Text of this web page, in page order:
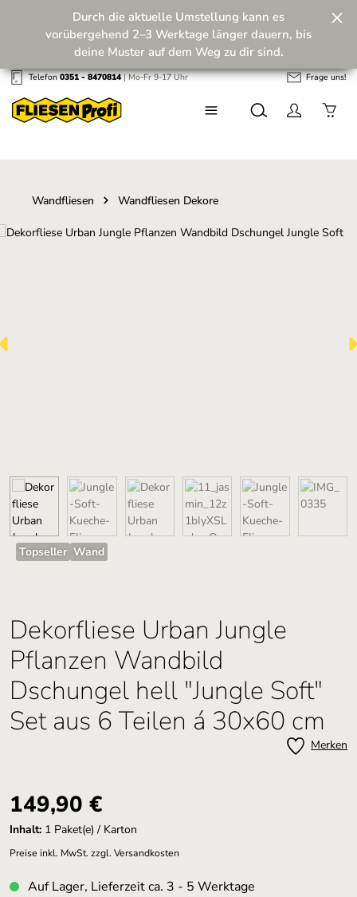
Zum Hauptinhalt springen
Zukunft! 💪
Durch die aktuelle Umstellung kann es
vorübergehend 2–3 Werktage länger dauern, bis
deine Muster auf dem Weg zu dir sind.
Telefon0351 - 8470814| Mo-Fr 9-17 Uhr Frage uns!
Wandfliesen Wandfliesen Dekore
Bildergalerie überspringen
Topseller Wand
Dekorfliese Urban Jungle
Pflanzen Wandbild
Dschungel hell "Jungle Soft"
Set aus 6 Teilen á 30x60 cm
Merken
Regulärer Preis:
149,90 €
Inhalt: 1 Paket(e) / Karton
Preise inkl. MwSt. zzgl. Versandkosten
Auf Lager, Lieferzeit ca. 3 - 5 Werktage